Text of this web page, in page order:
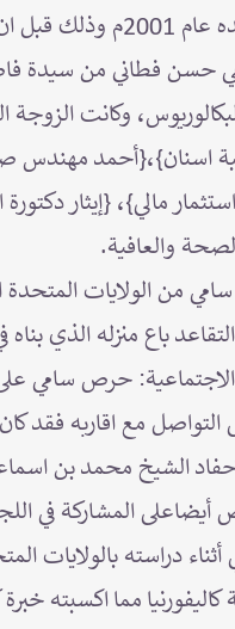
للتقاعد.
حسن فطاني من سيدة
وكانت الزوجة
اسنان}،{أحمد مهندس
مالي}، {إيثار
والعافية.
سامي من الولايات
باع منزله الذي
حرص سامي
مع اقاربه فقد
لاحفاد الشيخ محمد بن
دراسته بالولايات
كاليفورنيا مما اكسبته